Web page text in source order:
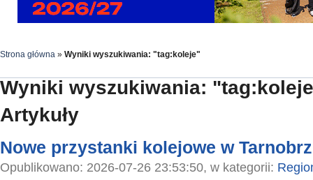
Strona główna » Wyniki wyszukiwania: "tag:koleje"
Wyniki wyszukiwania:
Artykuły
Nowe przystanki kolejowe w
Opublikowano: 2026-07-26 23:53:50, w kategorii: